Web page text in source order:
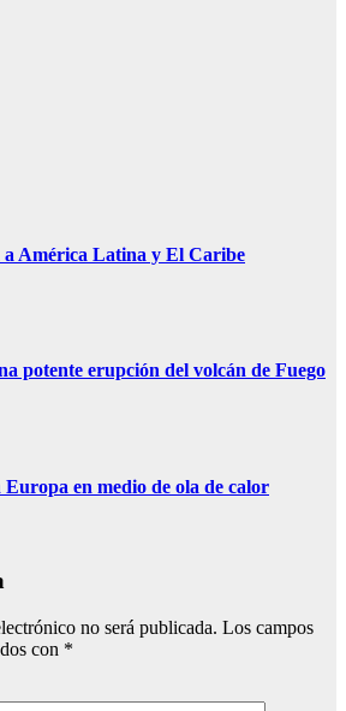
a América Latina y El Caribe
potente erupción del volcán de Fuego
en medio de ola de calor
no será publicada. Los campos
con *